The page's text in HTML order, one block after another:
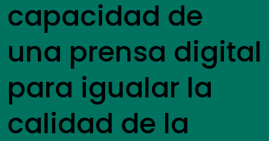
capacidad de
una prensa digital
para igualar la
calidad de la